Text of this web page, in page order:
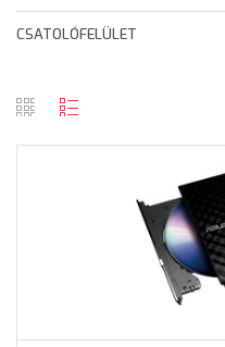
CSATOLÓFELÜLET